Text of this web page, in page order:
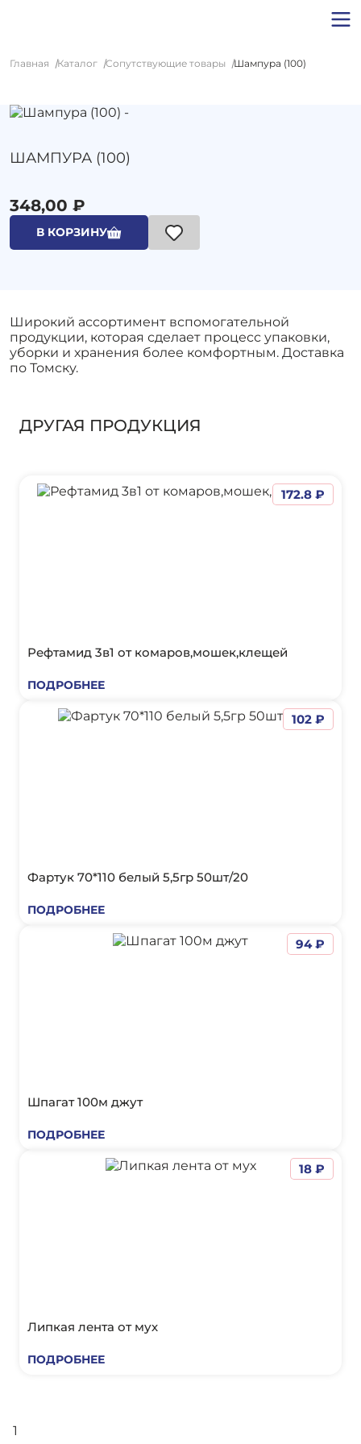
Главная Каталог Сопутствующие товары Шампура (100)
ШАМПУРА (100)
348,00 ₽
В КОРЗИНУ
Широкий ассортимент вспомогательной
продукции, которая сделает процесс упаковки,
уборки и хранения более комфортным. Доставка
по Томску.
ДРУГАЯ ПРОДУКЦИЯ
Рефтамид 3в1 от комаров,мошек,клещей
ПОДРОБНЕЕ
172.8 ₽
Фартук 70*110 белый 5,5гр 50шт/20
ПОДРОБНЕЕ
102 ₽
Шпагат 100м джут
ПОДРОБНЕЕ
94 ₽
Липкая лента от мух
ПОДРОБНЕЕ
18 ₽
1